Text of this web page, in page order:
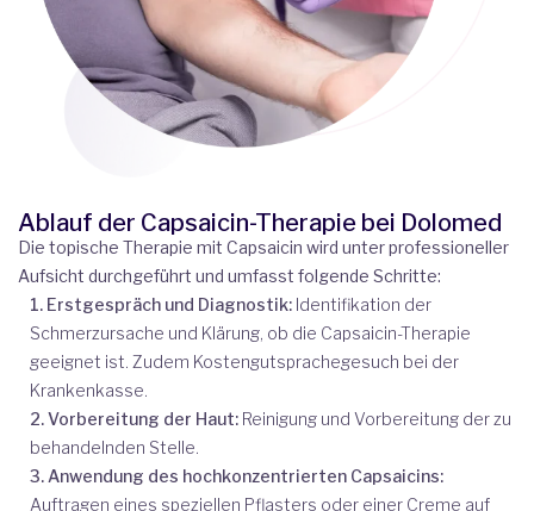
Ablauf der Capsaicin-Therapie bei Dolomed
Die topische Therapie mit Capsaicin wird unter professioneller
Aufsicht durchgeführt und umfasst folgende Schritte:
1. Erstgespräch und Diagnostik: Identifikation der
Schmerzursache und Klärung, ob die Capsaicin-Therapie
geeignet ist. Zudem Kostengutsprachegesuch bei der
Krankenkasse.
2. Vorbereitung der Haut: Reinigung und Vorbereitung der zu
behandelnden Stelle.
3. Anwendung des hochkonzentrierten Capsaicins:
Auftragen eines speziellen Pflasters oder einer Creme auf